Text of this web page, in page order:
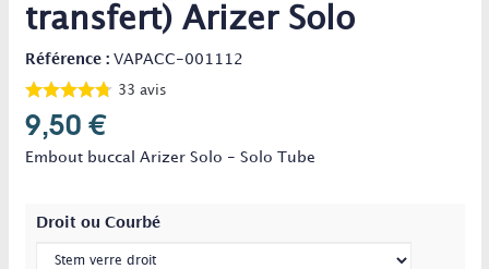
transfert) Arizer Solo
Référence : VAPACC-001112
33 avis
9,50 €
Embout buccal Arizer Solo - Solo Tube
Droit ou Courbé